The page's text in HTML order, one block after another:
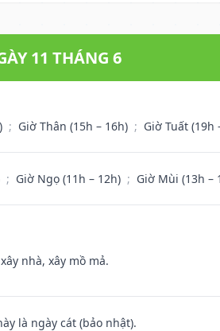
11 THÁNG 6
; Giờ Thân (15h – 16h) ; Giờ Tuất (19h
; Giờ Ngọ (11h – 12h) ; Giờ Mùi (13h –
nhà, xây mồ mả.
là ngày cát (bảo nhật).